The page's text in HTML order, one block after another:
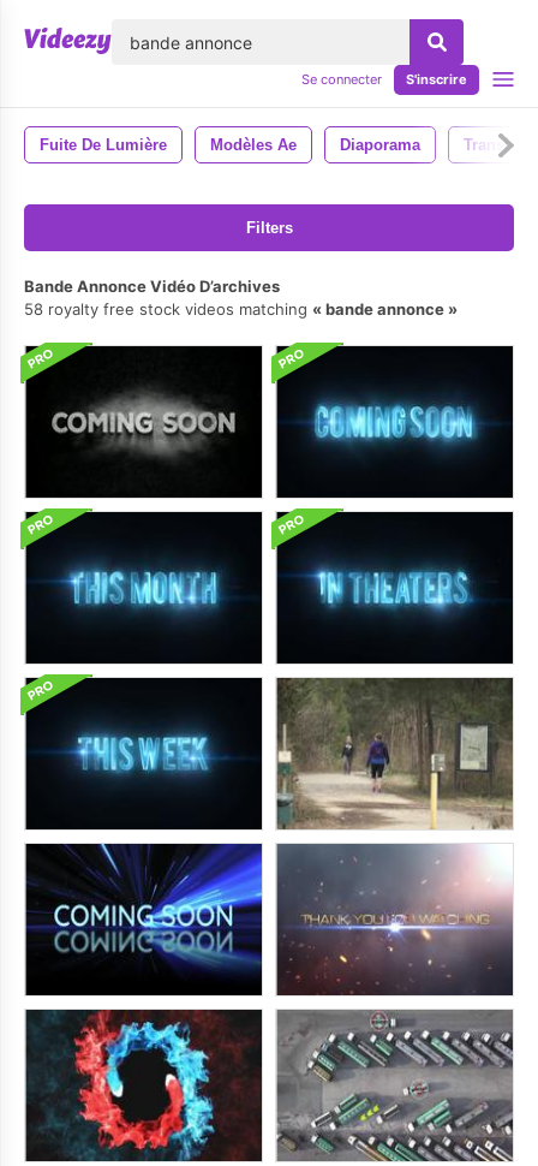
Se connecter S'inscrire
Fuite De Lumière Modèles Ae Diaporama
Filters
Bande Annonce Vidéo D’archives
58 royalty free stock videos matching
bande annonce